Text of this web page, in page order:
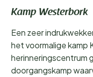
Kamp Westerbork
Een zeer
het voormalige kamp
herinneringscentrum
doorgangskamp